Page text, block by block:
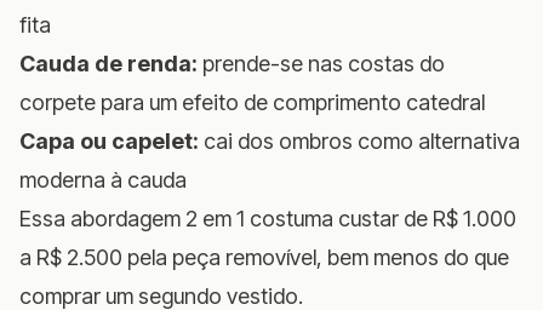
fita
Cauda de renda: prende-se nas costas do
corpete para um efeito de comprimento catedral
Capa ou capelet: cai dos ombros como alternativa
moderna à cauda
Essa abordagem 2 em 1 costuma custar de R$ 1.000
a R$ 2.500 pela peça removível, bem menos do que
comprar um segundo vestido.